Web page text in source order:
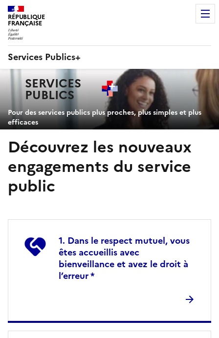
RÉPUBLIQUE
FRANÇAISE
Services Publics+
principaleSERVICES
PUBLICS+
Pour des services publics plus proches, plus simples et plus
efficaces
Découvrez les nouveaux
engagements du service
public
Dans le respect mutuel, vous
êtes accueillis avec
bienveillance et avez le droit à
l’erreur *